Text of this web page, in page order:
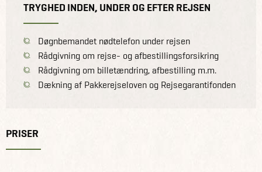
TRYGHED INDEN, UNDER OG EFTER REJSEN
Døgnbemandet nødtelefon under rejsen
Rådgivning om rejse- og afbestillingsforsikring
Rådgivning om billetændring, afbestilling m.m.
Dækning af Pakkerejseloven og Rejsegarantifonden
PRISER